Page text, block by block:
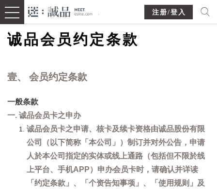
注册/登入
诚品会员约定条款
壹、 会员约定条款
一般条款
一. 诚品会员卡之申办
诚品会员卡之申请、核卡及续卡资格由诚品股份有限
公司（以下简称「本公司」）制订并对外公告，申请
人於本公司指定的实体或线上通路（包括但不限於线
上平台、手机APP）申办会员卡时，请确认并详读
「约定条款」、「个资告知事项」、「使用规则」及